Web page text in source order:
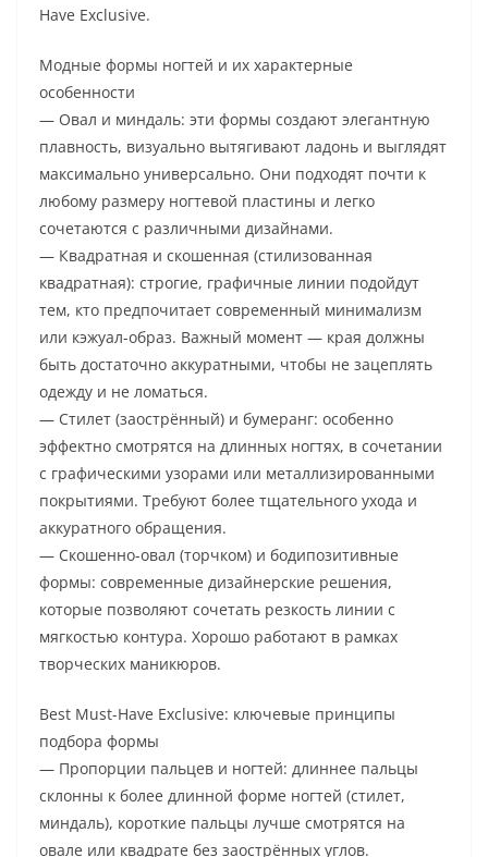
Have Exclusive.
Модные формы ногтей и их характерные
особенности
— Овал и миндаль: эти формы создают элегантную
плавность, визуально вытягивают ладонь и выглядят
максимально универсально. Они подходят почти к
любому размеру ногтевой пластины и легко
сочетаются с различными дизайнами.
— Квадратная и скошенная (стилизованная
квадратная): строгие, графичные линии подойдут
тем, кто предпочитает современный минимализм
или кэжуал-образ. Важный момент — края должны
быть достаточно аккуратными, чтобы не зацеплять
одежду и не ломаться.
— Стилет (заострённый) и бумеранг: особенно
эффектно смотрятся на длинных ногтях, в сочетании
с графическими узорами или металлизированными
покрытиями. Требуют более тщательного ухода и
аккуратного обращения.
— Скошенно-овал (торчком) и бодипозитивные
формы: современные дизайнерские решения,
которые позволяют сочетать резкость линии с
мягкостью контура. Хорошо работают в рамках
творческих маникюров.
Best Must-Have Exclusive: ключевые принципы
подбора формы
— Пропорции пальцев и ногтей: длиннее пальцы
склонны к более длинной форме ногтей (стилет,
миндаль), короткие пальцы лучше смотрятся на
овале или квадрате без заострённых углов.